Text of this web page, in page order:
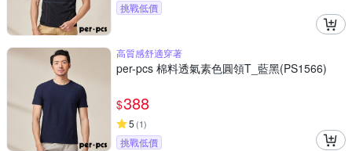
挑戰低價
高質感舒適穿著
per-pcs 棉料透氣素色圓領T_藍黑(PS1566)
$388
5 (1)
挑戰低價